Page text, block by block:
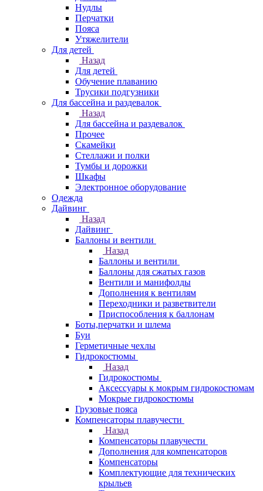
Нудлы
Перчатки
Пояса
Утяжелители
Для детей
Назад
Для детей
Обучение плаванию
Трусики подгузники
Для бассейна и раздевалок
Назад
Для бассейна и раздевалок
Прочее
Скамейки
Стеллажи и полки
Тумбы и дорожки
Шкафы
Электронное оборудование
Одежда
Дайвинг
Назад
Дайвинг
Баллоны и вентили
Назад
Баллоны и вентили
Баллоны для сжатых газов
Вентили и манифолды
Дополнения к вентилям
Переходники и разветвители
Приспособления к баллонам
Боты,перчатки и шлема
Буи
Герметичные чехлы
Гидрокостюмы
Назад
Гидрокостюмы
Аксессуары к мокрым гидрокостюмам
Мокрые гидрокостюмы
Грузовые пояса
Компенсаторы плавучести
Назад
Компенсаторы плавучести
Дополнения для компенсаторов
Компенсаторы
Комплектующие для технических
крыльев